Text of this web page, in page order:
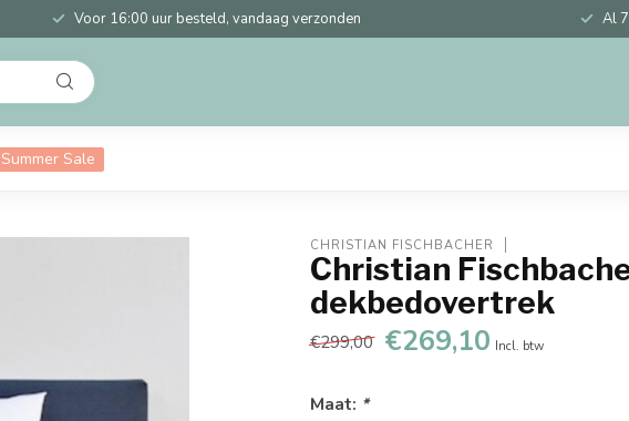
Voor 16:00 uur besteld, vandaag verzonden Al
Summer Sale
CHRISTIAN FISCHBACHER
Christian
dekbedovertrek
€299,00 €269,10 Incl. btw
Maat: *